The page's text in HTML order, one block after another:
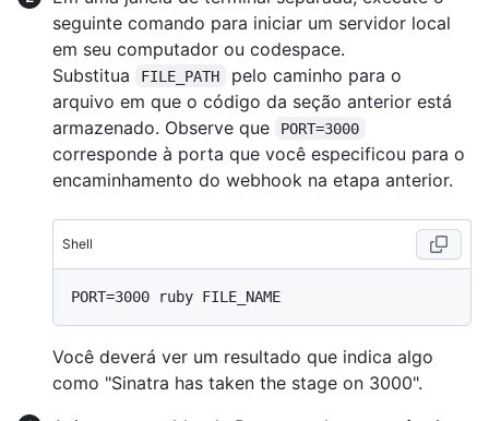
seguinte comando para iniciar um servidor local
em seu computador ou codespace.
Substitua
FILE_PATH
pelo caminho para o
arquivo em que o código da seção anterior está
armazenado. Observe que
PORT=3000
corresponde à porta que você especificou para o
encaminhamento do webhook na etapa anterior.
Shell
Você deverá ver um resultado que indica algo
como "Sinatra has taken the stage on 3000".